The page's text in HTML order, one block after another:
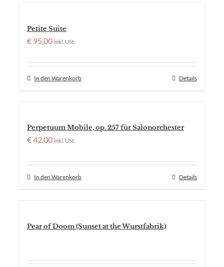
Petite Suite
€ 95,00 inkl. USt.
In den Warenkorb Details
Perpetuum Mobile, op. 257 für Salonorchester
€42,00 inkl. USt.
In den Warenkorb Details
Pear of Doom (Sunset at the Wurstfabrik)